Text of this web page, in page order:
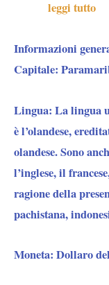
leggi tutto
Informazioni
Capitale:
Lingua: La lingua
è l’olandese,
olandese. Sono
l’inglese, il
ragione della
pachistana,
Moneta: Dollaro